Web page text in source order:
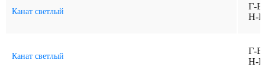
Канат светлый
Г-
Н-
Канат светлый
Г-
Н-